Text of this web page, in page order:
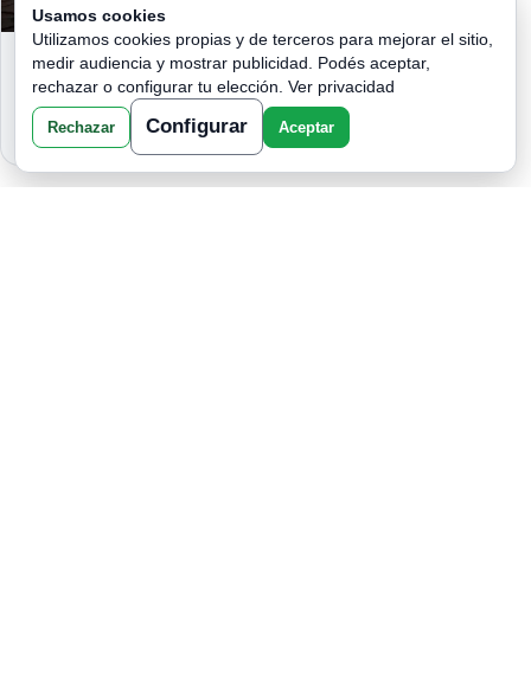
NADIE ESCAPA DEL KARMA:
CUANDO EL UNIVERSO DECIDE QUE
ES HORA DE COBRAR
Usamos cookies
Utilizamos cookies propias y de terceros para mejorar el sitio,
medir audiencia y mostrar publicidad. Podés aceptar,
rechazar o configurar tu elección. Ver privacidad
Rechazar Configurar Aceptar